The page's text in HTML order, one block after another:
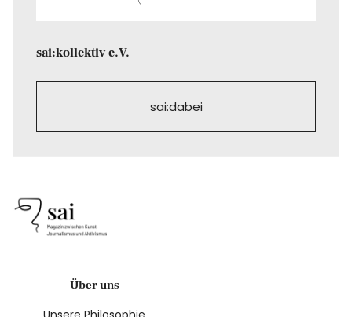
sai:kollektiv e.V.
sai:dabei
Über uns